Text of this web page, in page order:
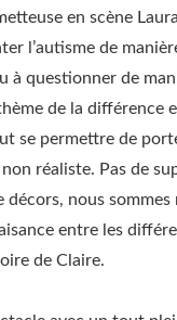
en scène
l’autisme de
à questionner de
de la différence
se permettre de
réaliste. Pas de
décors, nous sommes
entre les
de Claire.